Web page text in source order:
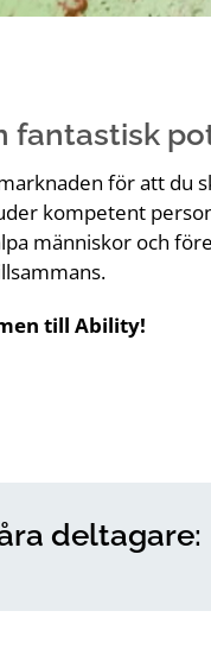
fantastisk
för att du
kompetent
människor och
till Ability!
deltagare: